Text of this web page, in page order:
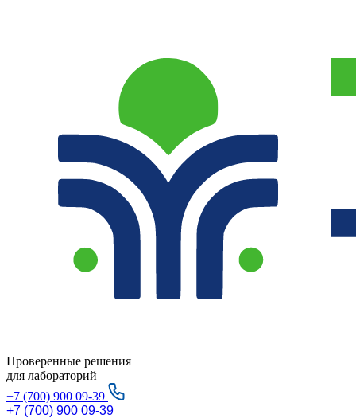
Проверенные решения
для лабораторий
+7 (700) 900 09-39
+7 (700) 900 09-39